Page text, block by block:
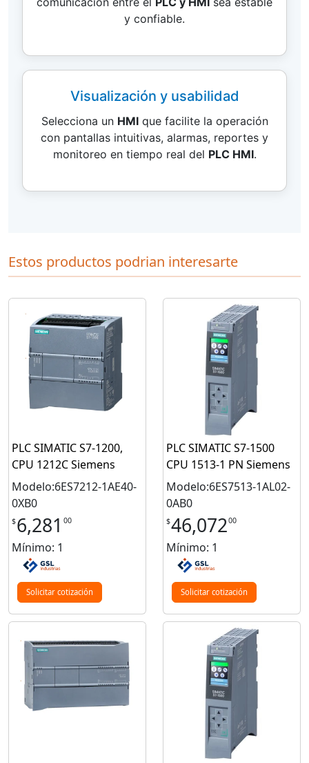
y confiable.
Visualización y usabilidad
Selecciona un HMIque facilite la operación
con pantallas intuitivas, alarmas, reportes y
monitoreo en tiempo real del PLC HMI.
Estos productos podrian interesarte
PLC SIMATIC S7-1200,
CPU 1212C Siemens
Modelo:6ES7212-1AE40-
0XB0
$6,281 00
Mínimo: 1
Solicitar cotización
PLC SIMATIC S7-1500
CPU 1513-1 PN Siemens
Modelo:6ES7513-1AL02-
0AB0
$46,07200
Mínimo: 1
Solicitar cotización